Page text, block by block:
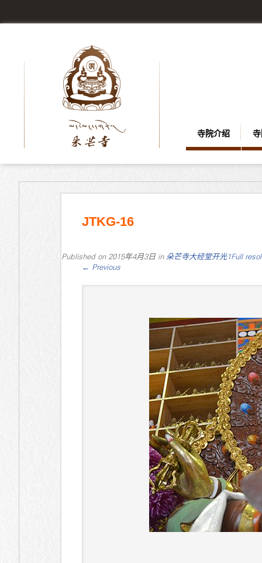
寺院介绍
JTKG-16
Published on 2015年4月3日in 朵芒寺大经堂开光1Full
← Previous